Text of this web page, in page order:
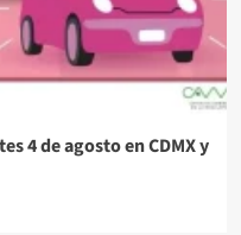
4 de agosto en CDMX y